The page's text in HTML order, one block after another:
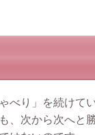
べり」を続けて
、次から次へ